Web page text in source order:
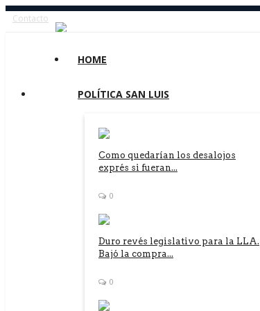
Contacto
HOME
POLÍTICA SAN LUIS
Como quedarían los desalojos
exprés si fueran...
0
Duro revés legislativo para la LLA.
Bajó la compra...
0